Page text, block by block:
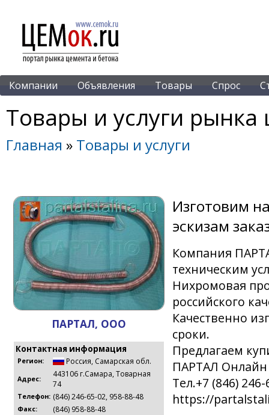
Компании Объявления Товары Спрос
Товары и услуги рынка
Главная » Товары и услуги
ПАРТАЛ, ООО
Контактная информация
Регион: Россия, Самарская обл.
Адрес:
443106 г.Самара, Товарная
74
Телефон: (846) 246-65-02, 958-88-48
Факс: (846) 958-88-48
Изготовим
эскизам
Компания
техническим
Нихромовая
российского
Качественно
сроки.
Предлагаем
ПАРТАЛ Онлайн
Тел.+7 (846)
https://